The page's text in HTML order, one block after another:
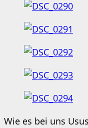
Wie es bei uns